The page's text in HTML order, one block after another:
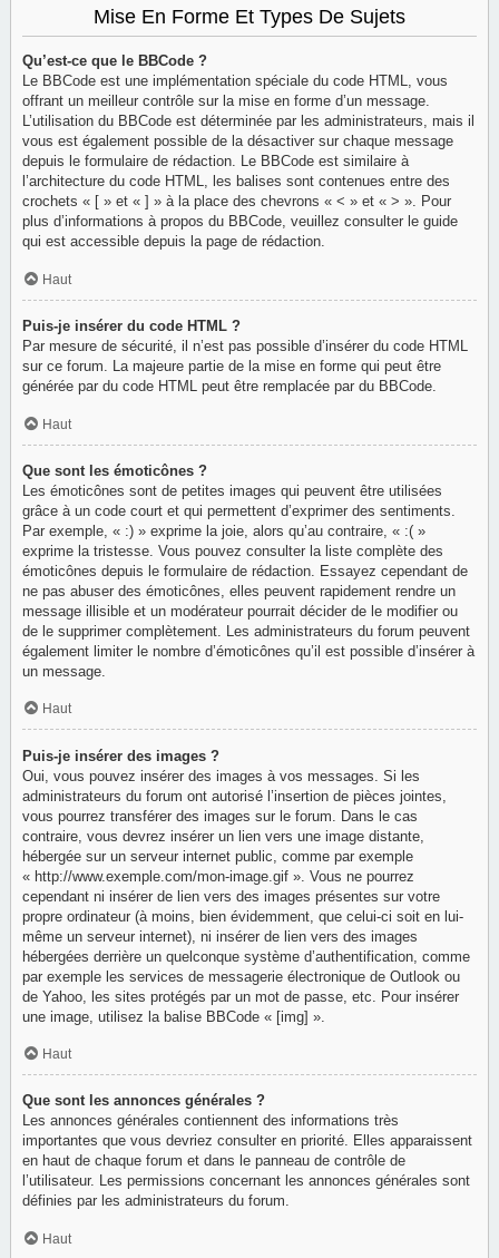
Mise En Forme Et Types De Sujets
Qu’est-ce que le BBCode ?
Le BBCode est une implémentation spéciale du code HTML, vous
offrant un meilleur contrôle sur la mise en forme d’un message.
L’utilisation du BBCode est déterminée par les administrateurs, mais il
vous est également possible de la désactiver sur chaque message
depuis le formulaire de rédaction. Le BBCode est similaire à
l’architecture du code HTML, les balises sont contenues entre des
crochets « [ » et « ] » à la place des chevrons « < » et « > ». Pour
plus d’informations à propos du BBCode, veuillez consulter le guide
qui est accessible depuis la page de rédaction.
Haut
Puis-je insérer du code HTML ?
Par mesure de sécurité, il n’est pas possible d’insérer du code HTML
sur ce forum. La majeure partie de la mise en forme qui peut être
générée par du code HTML peut être remplacée par du BBCode.
Haut
Que sont les émoticônes ?
Les émoticônes sont de petites images qui peuvent être utilisées
grâce à un code court et qui permettent d’exprimer des sentiments.
Par exemple, « :) » exprime la joie, alors qu’au contraire, « :( »
exprime la tristesse. Vous pouvez consulter la liste complète des
émoticônes depuis le formulaire de rédaction. Essayez cependant de
ne pas abuser des émoticônes, elles peuvent rapidement rendre un
message illisible et un modérateur pourrait décider de le modifier ou
de le supprimer complètement. Les administrateurs du forum peuvent
également limiter le nombre d’émoticônes qu’il est possible d’insérer à
un message.
Haut
Puis-je insérer des images ?
Oui, vous pouvez insérer des images à vos messages. Si les
administrateurs du forum ont autorisé l’insertion de pièces jointes,
vous pourrez transférer des images sur le forum. Dans le cas
contraire, vous devrez insérer un lien vers une image distante,
hébergée sur un serveur internet public, comme par exemple
« http://www.exemple.com/mon-image.gif ». Vous ne pourrez
cependant ni insérer de lien vers des images présentes sur votre
propre ordinateur (à moins, bien évidemment, que celui-ci soit en lui-
même un serveur internet), ni insérer de lien vers des images
hébergées derrière un quelconque système d’authentification, comme
par exemple les services de messagerie électronique de Outlook ou
de Yahoo, les sites protégés par un mot de passe, etc. Pour insérer
une image, utilisez la balise BBCode « [img] ».
Haut
Que sont les annonces générales ?
Les annonces générales contiennent des informations très
importantes que vous devriez consulter en priorité. Elles apparaissent
en haut de chaque forum et dans le panneau de contrôle de
l’utilisateur. Les permissions concernant les annonces générales sont
définies par les administrateurs du forum.
Haut